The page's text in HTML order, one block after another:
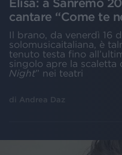
Elisa: a Sanremo
cantare “Come te
Il brano, da venerdì 16
solomusicaitaliana, è
tenuto testa fino
singolo apre la scaletta
Night” nei teatri
di Andrea Daz